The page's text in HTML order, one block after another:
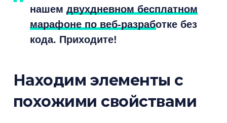
нашем двухдневном бесплатном
марафоне по веб-разработке без
кода. Приходите!
Находим элементы с
похожими свойствами